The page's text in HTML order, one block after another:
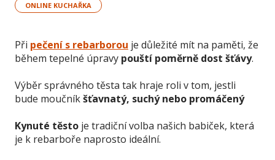
ONLINE KUCHAŘKA
Při pečení s rebarborou je důležité mít na paměti, že
během tepelné úpravy pouští poměrně dost šťávy.
Výběr správného těsta tak hraje roli v tom, jestli
bude moučníkšťavnatý, suchý nebo promáčený
Kynuté těsto je tradiční volba našich babiček, která
je k rebarboře naprosto ideální.